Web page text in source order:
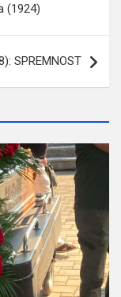
(1924)
SPREMNOST